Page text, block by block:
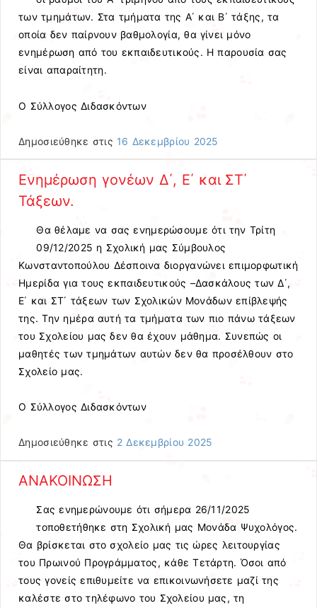
των τμημάτων. Στα τμήματα της Α΄ και Β΄ τάξης, τα
οποία δεν παίρνουν βαθμολογία, θα γίνει μόνο
ενημέρωση από του εκπαιδευτικούς. Η παρουσία σας
είναι απαραίτητη.
Ο Σύλλογος Διδασκόντων
Δημοσιεύθηκε στις 16 Δεκεμβρίου 2025
Ενημέρωση γονέων Δ΄, Ε΄ και ΣΤ΄
Τάξεων.
Θα θέλαμε να σας ενημερώσουμε ότι την Τρίτη
09/12/2025 η Σχολική μας Σύμβουλος
Κωνσταντοπούλου Δέσποινα διοργανώνει επιμορφωτική
Ημερίδα για τους εκπαιδευτικούς –Δασκάλους των Δ΄,
Ε΄ και ΣΤ΄ τάξεων των Σχολικών Μονάδων επίβλεψής
της. Την ημέρα αυτή τα τμήματα των πιο πάνω τάξεων
του Σχολείου μας δεν θα έχουν μάθημα. Συνεπώς οι
μαθητές των τμημάτων αυτών δεν θα προσέλθουν στο
Σχολείο μας.
Ο Σύλλογος Διδασκόντων
Δημοσιεύθηκε στις 2 Δεκεμβρίου 2025
ΑΝΑΚΟΙΝΩΣΗ
Σας ενημερώνουμε ότι σήμερα 26/11/2025
τοποθετήθηκε στη Σχολική μας Μονάδα Ψυχολόγος.
Θα βρίσκεται στο σχολείο μας τις ώρες λειτουργίας
του Πρωινού Προγράμματος, κάθε Τετάρτη. Όσοι από
τους γονείς επιθυμείτε να επικοινωνήσετε μαζί της
καλέστε στο τηλέφωνο του Σχολείου μας, τη